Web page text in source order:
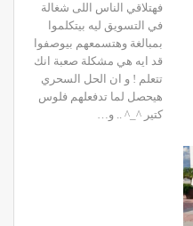
فهتلاقي الناس اللى شغالة
في التسويق ليه بيتكلموا
بمبالغة وهتسمعهم بيوصفوا
قد ايه هي مشكلة صعبة انك
تتعلم ! و ان الحل السحري
هيحصل لما تدفعلهم فلوس
كتير ^_^ .. و…